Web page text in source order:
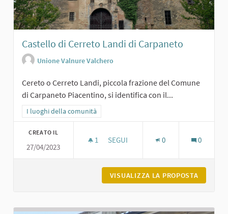
Castello di Cerreto Landi di Carpaneto
Unione Valnure Valchero
Cereto o Cerreto Landi, piccola frazione del Comune
di Carpaneto Piacentino, si identifica con il...
Filtra i risultati per categoria: I luoghi della comunità
I luoghi della comunità
CREATO IL
27/04/2023
1 1 SOSTENITORI
SEGUI 0 0
VISUALIZZA LA PROPOSTA